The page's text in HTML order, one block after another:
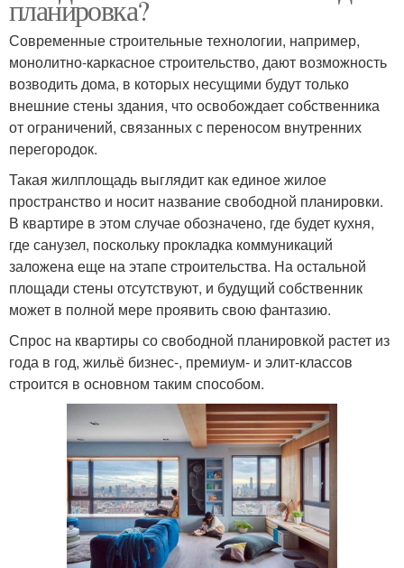
планировка?
Современные строительные технологии, например,
монолитно-каркасное строительство, дают возможность
возводить дома, в которых несущими будут только
внешние стены здания, что освобождает собственника
от ограничений, связанных с переносом внутренних
перегородок.
Такая жилплощадь выглядит как единое жилое
пространство и носит название свободной планировки.
В квартире в этом случае обозначено, где будет кухня,
где санузел, поскольку прокладка коммуникаций
заложена еще на этапе строительства. На остальной
площади стены отсутствуют, и будущий собственник
может в полной мере проявить свою фантазию.
Спрос на квартиры со свободной планировкой растет из
года в год, жильё бизнес-, премиум- и элит-классов
строится в основном таким способом.